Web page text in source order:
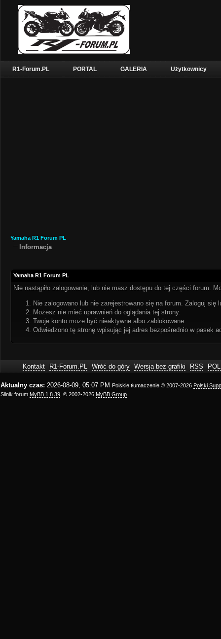
R1-Forum.PL PORTAL GALERIA Użytkownicy
Yamaha R1 Forum PL
Informacja
Yamaha R1 Forum PL
Nie nastąpiło zalogowanie, lub nie masz dostępu do tej części forum.
Nie zalogowano lub nie zarejestrowano się na forum. Zaloguj się
Możesz nie mieć uprawnień do oglądania tej strony.
Twoje konto może być nieaktywne albo zablokowane.
Odwiedzono tę stronę wpisując jej adres bezpośrednio w pasek
Kontakt R1-Forum.PL Wróć do góry Wersja bez grafiki RSS
Aktualny czas: 2026-08-09, 05:07 PM Polskie tłumaczenie © 2007-2026 Polski
Silnik forum MyBB 1.8.39 , © 2002-2026 MyBB Group